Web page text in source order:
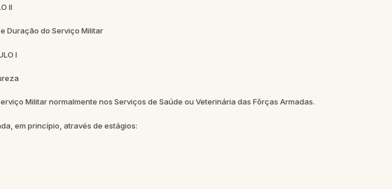
II
Duração do Serviço Militar
I
Militar normalmente nos Serviços de Saúde ou Veterinária das Fôrças Armadas.
em princípio, através de estágios: